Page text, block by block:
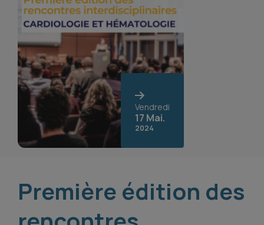
Vendredi
17 Mai.
2024
Première édition des